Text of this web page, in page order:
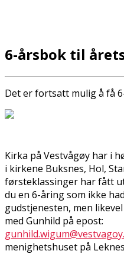
6-årsbok til
Det er fortsatt mulig å få
Kirka på Vestvågøy har i
i kirkene Buksnes, Hol,
førsteklassinger har fått
du en 6-åring som ikke
gudstjenesten, men
med Gunhild på epost:
menighetshuset på